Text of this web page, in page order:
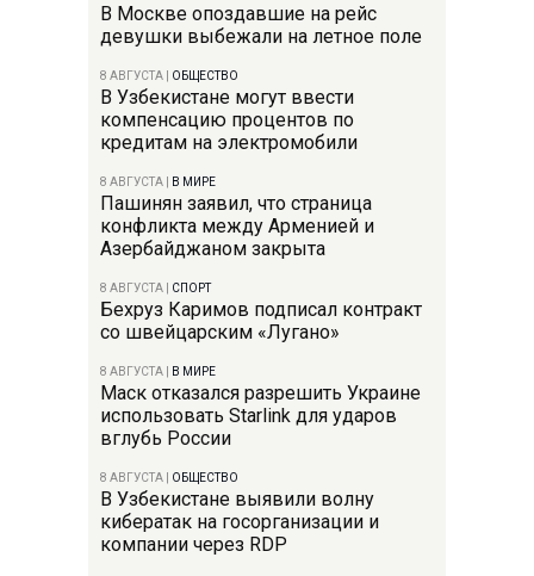
В Москве опоздавшие на рейс
девушки выбежали на летное поле
8 АВГУСТА ОБЩЕСТВО
В Узбекистане могут ввести
компенсацию процентов по
кредитам на электромобили
8 АВГУСТА В МИРЕ
Пашинян заявил, что страница
конфликта между Арменией и
Азербайджаном закрыта
8 АВГУСТА СПОРТ
Бехруз Каримов подписал контракт
со швейцарским «Лугано»
8 АВГУСТА В МИРЕ
Маск отказался разрешить Украине
использовать Starlink для ударов
вглубь России
8 АВГУСТА ОБЩЕСТВО
В Узбекистане выявили волну
кибератак на госорганизации и
компании через RDP